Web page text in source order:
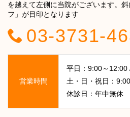
を越えて左側に当院がございます。
フ」が目印となります
03-3731-
営業時間
平日：9:00～
土・日・祝日：
休診日：年中無休